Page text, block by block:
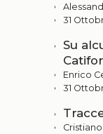
31
Su
Enrico
31